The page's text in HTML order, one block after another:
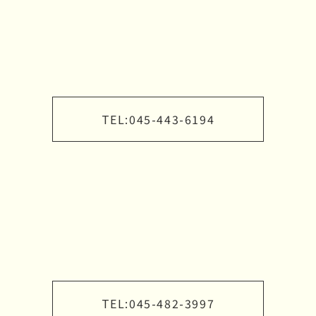
TEL:045-443-6194
TEL:045-482-3997